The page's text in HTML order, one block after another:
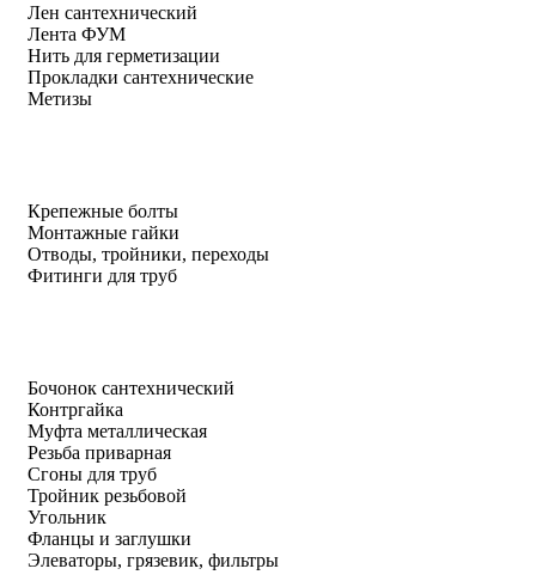
Лен сантехнический
Лента ФУМ
Нить для герметизации
Прокладки сантехнические
Метизы
Крепежные болты
Монтажные гайки
Отводы, тройники, переходы
Фитинги для труб
Бочонок сантехнический
Контргайка
Муфта металлическая
Резьба приварная
Сгоны для труб
Тройник резьбовой
Угольник
Фланцы и заглушки
Элеваторы, грязевик, фильтры